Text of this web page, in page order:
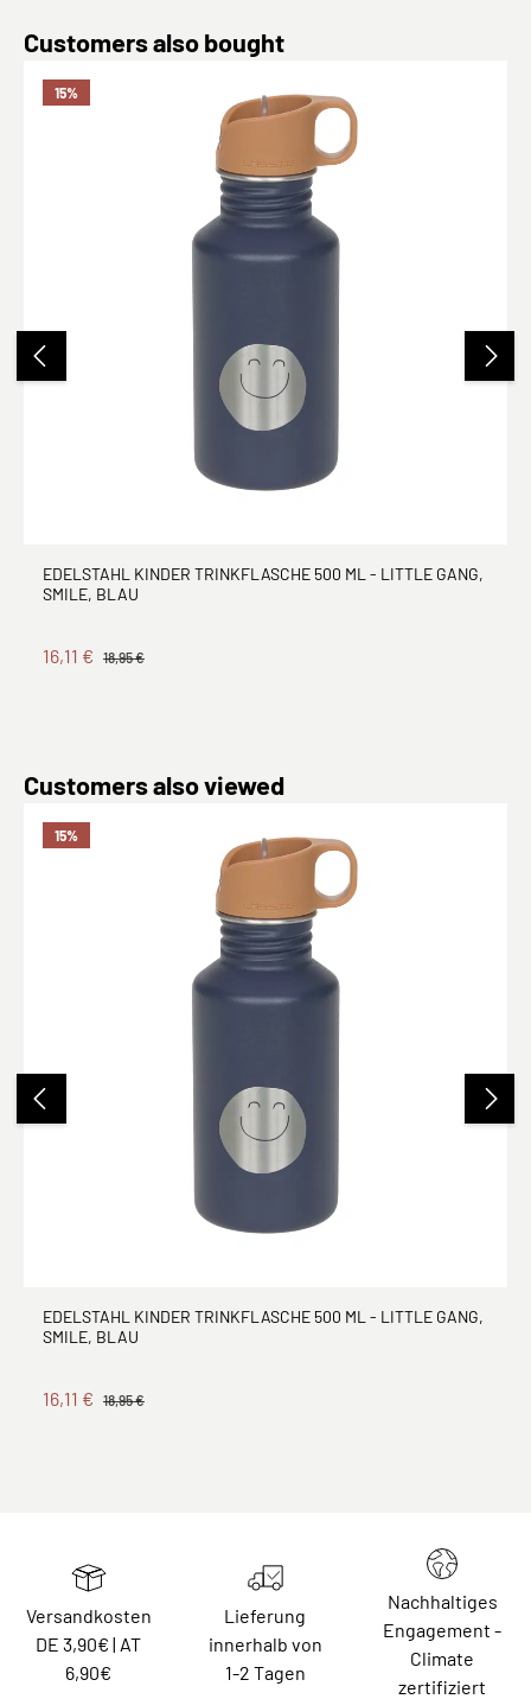
Produktgalerie überspringen
Customers also bought
15%
EDELSTAHL KINDER TRINKFLASCHE 500 ML - LITTLE GANG,
SMILE, BLAU
16,11 € 18,95 €
Produktgalerie überspringen
Customers also viewed
15%
EDELSTAHL KINDER TRINKFLASCHE 500 ML - LITTLE GANG,
SMILE, BLAU
16,11 € 18,95 €
Versandkosten
DE 3,90€ | AT
6,90€
Lieferung
innerhalb von
1-2 Tagen
Nachhaltiges
Engagement -
Climate
zertifiziert